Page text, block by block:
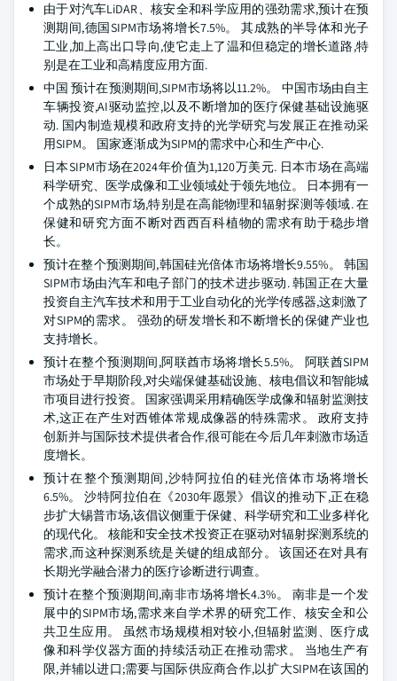
由于对汽车LiDAR、核安全和科学应用的强劲需求,预计在预
测期间,德国SIPM市场将增长7.5%。 其成熟的半导体和光子
工业,加上高出口导向,使它走上了温和但稳定的增长道路,特
别是在工业和高精度应用方面.
中国 预计在预测期间,SIPM市场将以11.2%。 中国市场由自主
车辆投资,AI驱动监控,以及不断增加的医疗保健基础设施驱
动. 国内制造规模和政府支持的光学研究与发展正在推动采
用SIPM。 国家逐渐成为SIPM的需求中心和生产中心.
日本SIPM市场在2024年价值为1,120万美元. 日本市场在高端
科学研究、医学成像和工业领域处于领先地位。 日本拥有一
个成熟的SIPM市场,特别是在高能物理和辐射探测等领域. 在
保健和研究方面不断对西西百科植物的需求有助于稳步增
长。
预计在整个预测期间,韩国硅光倍体市场将增长9.55%。 韩国
SIPM市场由汽车和电子部门的技术进步驱动. 韩国正在大量
投资自主汽车技术和用于工业自动化的光学传感器,这刺激了
对SIPM的需求。 强劲的研发增长和不断增长的保健产业也
支持增长。
预计在整个预测期间,阿联酋市场将增长5.5%。 阿联酋SIPM
市场处于早期阶段,对尖端保健基础设施、核电倡议和智能城
市项目进行投资。 国家强调采用精确医学成像和辐射监测技
术,这正在产生对西锥体常规成像器的特殊需求。 政府支持
创新并与国际技术提供者合作,很可能在今后几年刺激市场适
度增长。
预计在整个预测期间,沙特阿拉伯的硅光倍体市场将增长
6.5%。 沙特阿拉伯在《2030年愿景》倡议的推动下,正在稳
步扩大锡普市场,该倡议侧重于保健、科学研究和工业多样化
的现代化。 核能和安全技术投资正在驱动对辐射探测系统的
需求,而这种探测系统是关键的组成部分。 该国还在对具有
长期光学融合潜力的医疗诊断进行调查。
预计在整个预测期间,南非市场将增长4.3%。 南非是一个发
展中的SIPM市场,需求来自学术界的研究工作、核安全和公
共卫生应用。 虽然市场规模相对较小,但辐射监测、医疗成
像和科学仪器方面的持续活动正在推动需求。 当地生产有
限,并辅以进口;需要与国际供应商合作,以扩大SIPM在该国的